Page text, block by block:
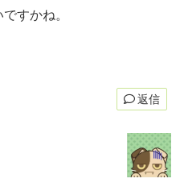
すかね。
返信